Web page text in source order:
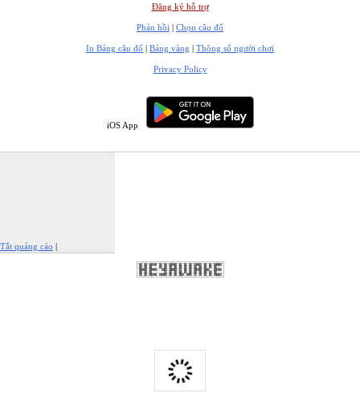
Đăng ký hỗ trợ
Phản hồi | Chọn câu đố
In Bảng câu đố | Bảng vàng | Thông số người chơi
Privacy Policy
iOS App
Tắt quảng cáo |